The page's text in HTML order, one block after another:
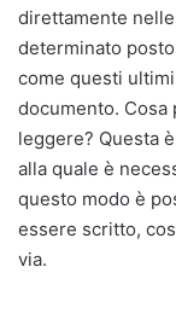
direttamente
determinato
come questi
documento. Cosa
leggere? Questa
alla quale è
questo modo è
essere scritto,
via.